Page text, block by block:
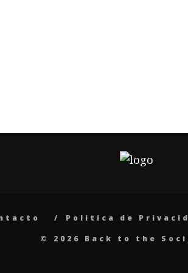
Politica de
© 2026 Back to the